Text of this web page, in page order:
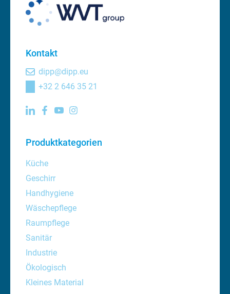
Kontakt
dipp@dipp.eu
+32 2 646 35 21
Produktkategorien
Küche
Geschirr
Handhygiene
Wäschepflege
Raumpflege
Sanitär
Industrie
Ökologisch
Kleines Material